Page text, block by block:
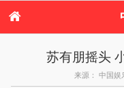
港台娱乐
日本
音乐
苏有朋摇头
来源： 中国